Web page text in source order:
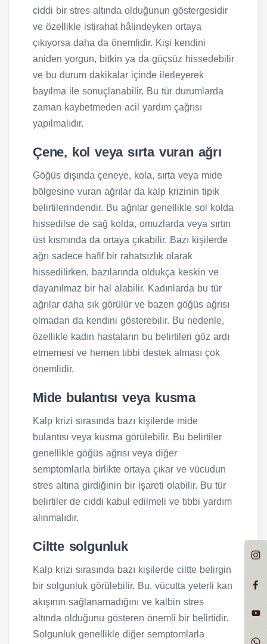
ciddi bir stres altında olduğunun göstergesidir
ve özellikle istirahat hâlindeyken ortaya
çıkıyorsa daha da önemlidir. Kişi kendini
aniden yorgun, bitkin ya da güçsüz hissedebilir
ve bu durum dakikalar içinde ilerleyerek
bayılma ile sonuçlanabilir. Bu tür durumlarda
zaman kaybetmeden acil yardım çağrısı
yapılmalıdır.
Çene, kol veya sırta vuran ağrı
Göğüs dışında çeneye, kola, sırta veya mide
bölgesine vuran ağrılar da kalp krizinin tipik
belirtilerindendir. Bu ağrılar genellikle sol kolda
hissedilse de sağ kolda, omuzlarda veya sırtın
üst kısmında da ortaya çıkabilir. Bazı kişilerde
ağrı sadece hafif bir rahatsızlık olarak
hissedilirken, bazılarında oldukça keskin ve
dayanılmaz bir hal alabilir. Kadınlarda bu tür
ağrılar daha sık görülür ve bazen göğüs ağrısı
olmadan da kendini gösterebilir. Bu nedenle,
özellikle kadın hastaların bu belirtileri göz ardı
etmemesi ve hemen tıbbi destek alması çok
önemlidir.
Mide bulantısı veya kusma
Kalp krizi sırasında bazı kişilerde mide
bulantısı veya kusma görülebilir. Bu belirtiler
genellikle göğüs ağrısı veya diğer
semptomlarla birlikte ortaya çıkar ve vücudun
stres altına girdiğinin bir işareti olabilir. Bu tür
belirtiler de ciddi kabul edilmeli ve tıbbi yardım
alınmalıdır.
Ciltte solgunluk
Kalp krizi sırasında bazı kişilerde ciltte belirgin
bir solgunluk görülebilir. Bu, vücutta yeterli kan
akışının sağlanamadığını ve kalbin stres
altında olduğunu gösteren önemli bir belirtidir.
Solgunluk genellikle diğer semptomlarla